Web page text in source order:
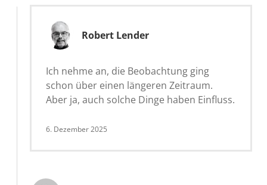
Robert Lender
Ich nehme an, die Beobachtung ging
schon über einen längeren Zeitraum.
Aber ja, auch solche Dinge haben Einfluss.
6. Dezember 2025